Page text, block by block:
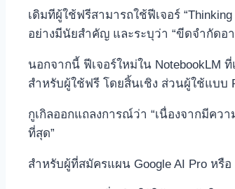
เดิมทีผู้ใช้ฟรีสามารถใช้ฟีเจอร์
อย่างมีนัยสำคัญ และระบุว่า “ขีดจำกัดอ
นอกจากนี้ ฟีเจอร์ใหม่ใน NotebookLM
สำหรับผู้ใช้ฟรี โดยสิ้นเชิง ส่วนผู้ใช้แบบ
กูเกิลออกแถลงการณ์ว่า “เนื่องจากมีค
ที่สุด”
สำหรับผู้ที่สมัครแผน Google AI Pro หรื